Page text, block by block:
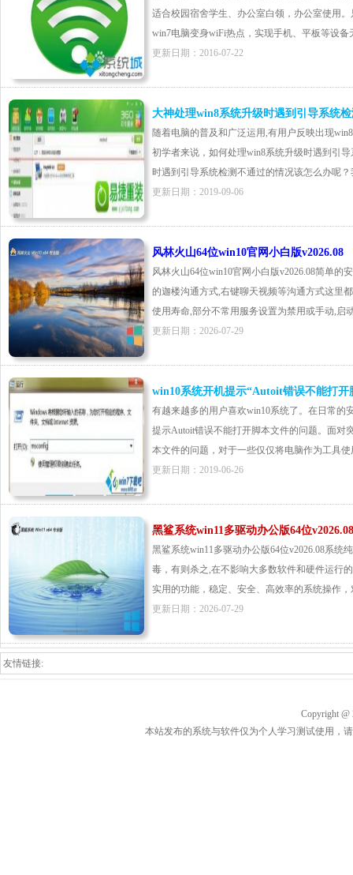
适合校园宿舍学生、办公室白领，办公室使用
win7电脑变身wiFi热点，实现手机、平板等设备
更新日期：2016-07-22
大神处理win8系统升级时遇到引导系统
随着电脑的普及和广泛运用,有用户反映出现
初学者来说，如何处理win8系统升级时遇到引
时遇到引导系统检测不通过的情况该怎么办呢
更新日期：2019-09-06
风林火山64位win10官网小白版v2026.08
风林火山64位win10官网小白版v2026.08简单的
的迦楼沟通方式,右键聊天视频等沟通方式这里
使用寿命,部分不常用服务设置为禁用或手动,启
更新日期：2026-07-29
win10系统开机提示“Autoit错误不能打开
有越来越多的用户喜欢win10系统了。在日常的
提示Autoit错误不能打开脚本文件的问题。面对
本文件的问题，对于一些仅仅将电脑作为工具
更新日期：2019-06-26
黑鲨系统win11多驱动办公版64位v2026.08
黑鲨系统win11多驱动办公版64位v2026.08系统
毒，有则杀之,在不影响大多数软件和硬件运行
实用的功能，稳定、安全、高效率的系统操作
更新日期：2026-07-29
友情链接:
Copyright
本站发布的系统与软件仅为个人学习测试使用，